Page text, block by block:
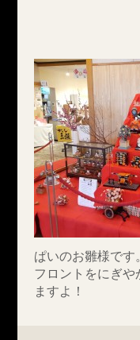
ぱいのお雛様です
フロントをにぎや
ますよ！